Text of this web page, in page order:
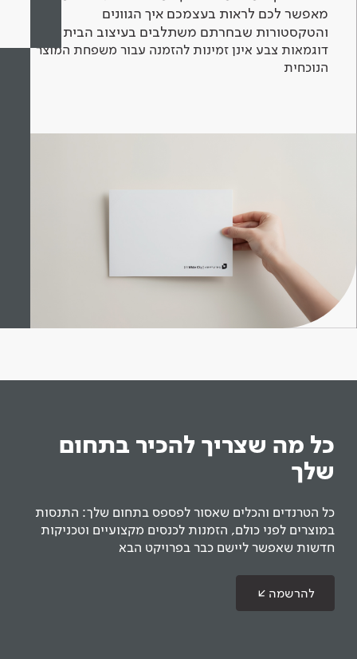
מאפשר לכם לראות בעצמכם איך הגוונים
והטקסטורות שבחרתם משתלבים בעיצוב הבית.
דוגמאות צבע אינן זמינות להזמנה עבור משפחת המוצר
הנוכחית
כל מה שצריך להכיר בתחום
שלך
כל הטרנדים והכלים שאסור לפספס בתחום שלך: התנסות
במוצרים לפני כולם, הזמנות לכנסים מקצועיים וטכניקות
חדשות שאפשר ליישם כבר בפרויקט הבא
להרשמה